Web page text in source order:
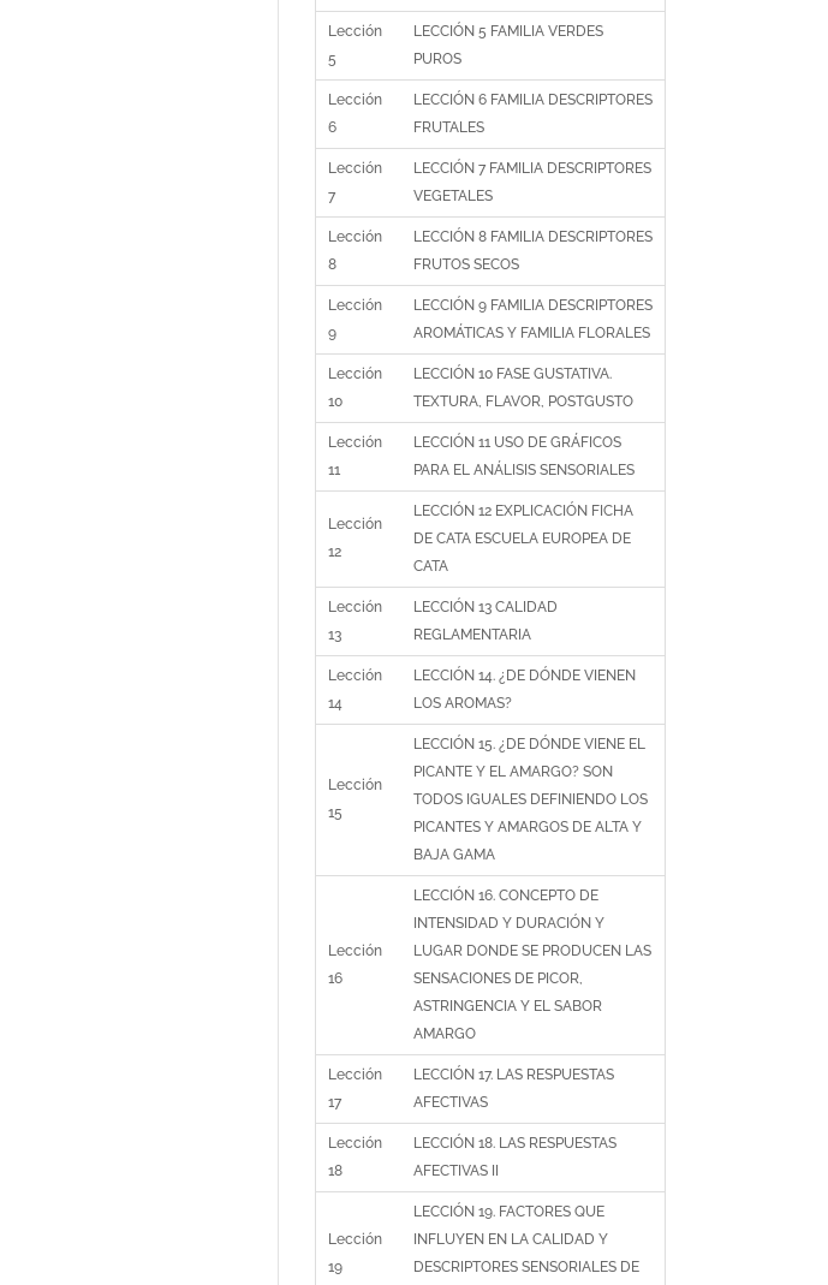
Lección
5
LECCIÓN 5 FAMILIA VERDES
PUROS
Lección
6
LECCIÓN 6 FAMILIA DESCRIPTORES
FRUTALES
Lección
7
LECCIÓN 7 FAMILIA DESCRIPTORES
VEGETALES
Lección
8
LECCIÓN 8 FAMILIA DESCRIPTORES
FRUTOS SECOS
Lección
9
LECCIÓN 9 FAMILIA DESCRIPTORES
AROMÁTICAS Y FAMILIA FLORALES
Lección
10
LECCIÓN 10 FASE GUSTATIVA.
TEXTURA, FLAVOR, POSTGUSTO
Lección
11
LECCIÓN 11 USO DE GRÁFICOS
PARA EL ANÁLISIS SENSORIALES
Lección
12
LECCIÓN 12 EXPLICACIÓN FICHA
DE CATA ESCUELA EUROPEA DE
CATA
Lección
13
LECCIÓN 13 CALIDAD
REGLAMENTARIA
Lección
14
LECCIÓN 14. ¿DE DÓNDE VIENEN
LOS AROMAS?
Lección
15
LECCIÓN 15. ¿DE DÓNDE VIENE EL
PICANTE Y EL AMARGO? SON
TODOS IGUALES DEFINIENDO LOS
PICANTES Y AMARGOS DE ALTA Y
BAJA GAMA
Lección
16
LECCIÓN 16. CONCEPTO DE
INTENSIDAD Y DURACIÓN Y
LUGAR DONDE SE PRODUCEN LAS
SENSACIONES DE PICOR,
ASTRINGENCIA Y EL SABOR
AMARGO
Lección
17
LECCIÓN 17. LAS RESPUESTAS
AFECTIVAS
Lección
18
LECCIÓN 18. LAS RESPUESTAS
AFECTIVAS II
Lección
19
LECCIÓN 19. FACTORES QUE
INFLUYEN EN LA CALIDAD Y
DESCRIPTORES SENSORIALES DE